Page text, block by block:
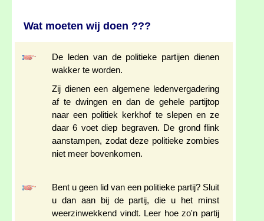
Wat moeten wij doen ???
De leden van de politieke partijen dienen
wakker te worden.
Zij dienen een algemene ledenvergadering
af te dwingen en dan de gehele partijtop
naar een politiek kerkhof te slepen en ze
daar 6 voet diep begraven. De grond flink
aanstampen, zodat deze politieke zombies
niet meer bovenkomen.
Bent u geen lid van een politieke partij? Sluit
u dan aan bij de partij, die u het minst
weerzinwekkend vindt. Leer hoe zo'n partij